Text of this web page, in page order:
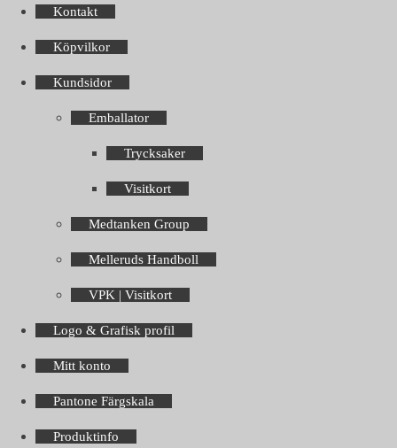
Kontakt
Köpvilkor
Kundsidor
Emballator
Trycksaker
Visitkort
Medtanken Group
Melleruds Handboll
VPK | Visitkort
Logo & Grafisk profil
Mitt konto
Pantone Färgskala
Produktinfo